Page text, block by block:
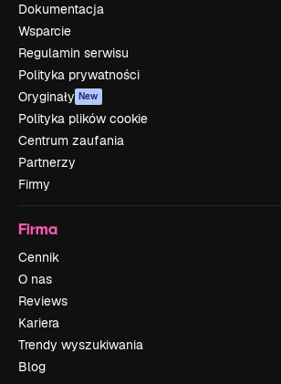
Dokumentacja
Wsparcie
Regulamin serwisu
Polityka prywatności
Oryginały New
Polityka plików cookie
Centrum zaufania
Partnerzy
Firmy
Firma
Cennik
O nas
Reviews
Kariera
Trendy wyszukiwania
Blog